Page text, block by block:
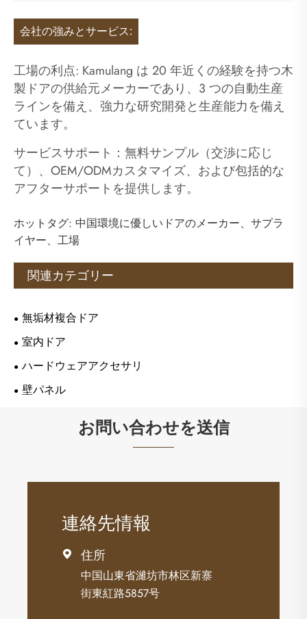
会社の強みとサービス:
工場の利点: Kamulang は 20 年近くの経験を持つ木
製ドアの供給元メーカーであり、3 つの自動生産
ラインを備え、強力な研究開発と生産能力を備え
ています。
サービスサポート：無料サンプル（交渉に応じ
て）、OEM/ODMカスタマイズ、および包括的な
アフターサポートを提供します。
ホットタグ: 中国環境に優しいドアのメーカー、サプラ
イヤー、工場
関連カテゴリー
無垢材複合ドア
室内ドア
ハードウェアアクセサリ
壁パネル
お問い合わせを送信
連絡先情報
 住所
中国山東省濰坊市林区新寨
街東紅路5857号